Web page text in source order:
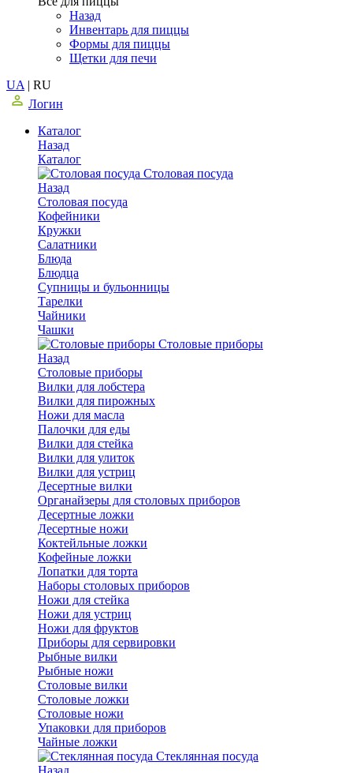
Назад
Инвентарь для пиццы
Формы для пиццы
Щетки для печи
UA | RU
Логин
Каталог
Назад
Каталог
Столовая посуда
Назад
Столовая посуда
Кофейники
Кружки
Салатники
Блюда
Блюдца
Супницы и бульонницы
Тарелки
Чайники
Чашки
Cтоловые приборы
Назад
Cтоловые приборы
Вилки для лобстера
Вилки для пирожных
Ножи для масла
Палочки для еды
Вилки для стейка
Вилки для улиток
Вилки для устриц
Десертные вилки
Органайзеры для столовых приборов
Десертные ложки
Десертные ножи
Коктейльные ложки
Кофейные ложки
Лопатки для торта
Наборы столовых приборов
Ножи для стейка
Ножи для устриц
Ножи для фруктов
Приборы для сервировки
Рыбные вилки
Рыбные ножи
Столовые вилки
Столовые ложки
Столовые ножи
Упаковки для приборов
Чайные ложки
Стеклянная посуда
Назад